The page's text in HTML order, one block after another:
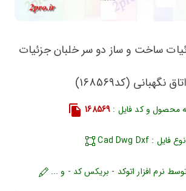
ساخت و ساز دو سر خلبان جزئیات
نگهبانی (کد168569)
محصول و کد فایل : 168569
نوع فایل : Cad Dwg Dxf
نرم افزار اتوکد - بریکس کد - و ...